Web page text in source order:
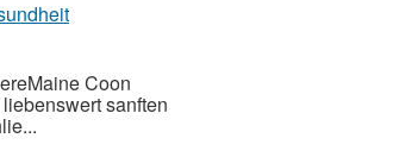
Coon
sanften